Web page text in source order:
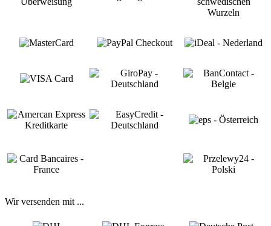
Wir versenden mit ...